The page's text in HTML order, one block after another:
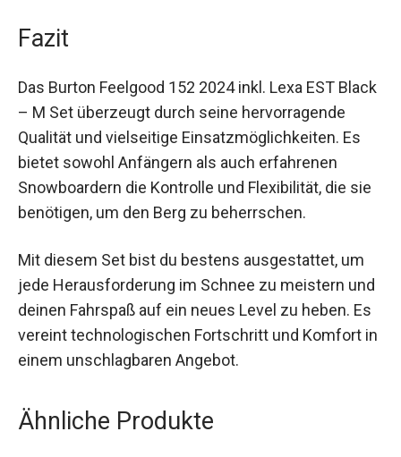
dieses Set liefert optimale Performance.
Fazit
Das Burton Feelgood 152 2024 inkl. Lexa EST
Black – M Set überzeugt durch seine
hervorragende Qualität und vielseitige
Einsatzmöglichkeiten. Es bietet sowohl
Kontrolle und Flexibilität, die sie benötigen, um
den Berg zu beherrschen.
Mit diesem Set bist du bestens ausgestattet, um
jede Herausforderung im Schnee zu meistern
heben. Es vereint technologischen Fortschritt